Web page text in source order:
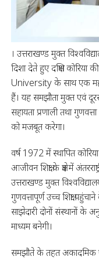
। उत्तराखण्ड मुक्त
दिशा देते हुए दक्षिण
University के साथ एक
हैं। यह समझौता मुक्त एवं दूरस्थ
सहायता प्रणाली तथा
को मजबूत करेगा।
वर्ष 1972 में स्थापित
आजीवन शिक्षा के क्षेत्र में
उत्तराखण्ड मुक्त
गुणवत्तापूर्ण उच्च शिक्षा
साझेदारी दोनों संस्थानों के
माध्यम बनेगी।
समझौते के तहत अकादमिक